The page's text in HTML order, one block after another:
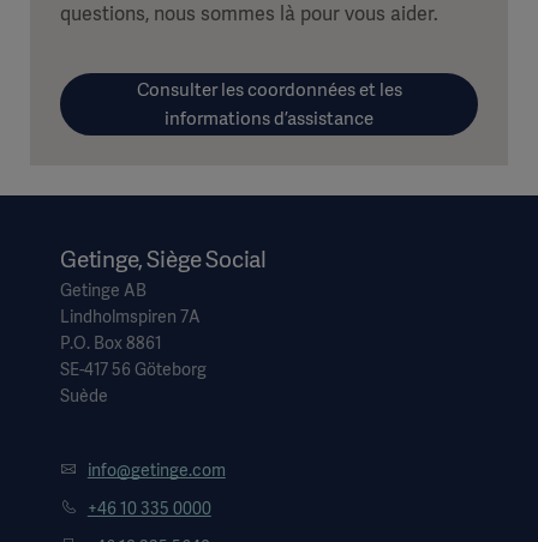
questions, nous sommes là pour vous aider.
Consulter les coordonnées et les
informations d’assistance
Getinge, Siège Social
Getinge AB
Lindholmspiren 7A
P.O. Box 8861
SE-417 56 Göteborg
Suède
info@getinge.com
+46 10 335 0000